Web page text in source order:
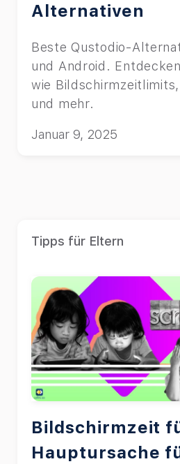
Alternativen
Beste Qustodio-
und Android.
wie
und mehr.
Januar 9, 2025
Tipps für Eltern
Bildschirmzeit
Hauptursache